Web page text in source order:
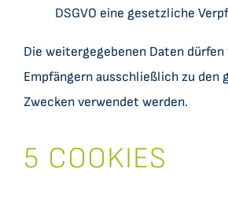
DSGVO eine gesetzliche
Die weitergegebenen Daten dürfen
Empfängern ausschließlich zu den
Zwecken verwendet werden.
5 COOKIES